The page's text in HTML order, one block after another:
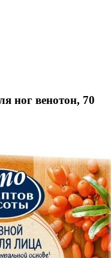
ног венотон, 70